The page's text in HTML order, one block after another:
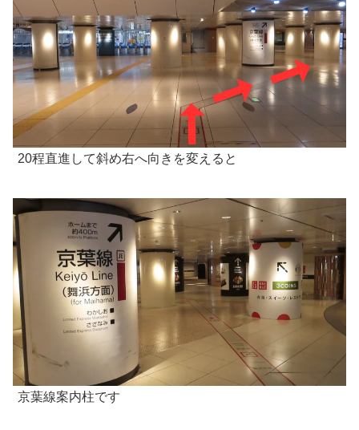
20程直進して斜め右へ向きを変えると
京葉線案内柱です